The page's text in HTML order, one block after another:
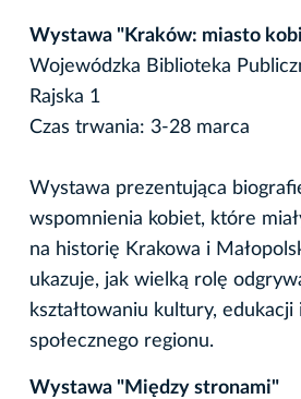
Wystawa "Kraków: miasto
Wojewódzka Biblioteka
Rajska 1
Czas trwania: 3-28 marca
Wystawa prezentująca
wspomnienia kobiet, które
na historię Krakowa i
ukazuje, jak wielką rolę
kształtowaniu kultury, edukacji
społecznego regionu.
Wystawa "Między stronami"